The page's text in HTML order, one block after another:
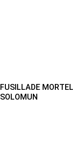
FUSILLADE
SOLOMUN